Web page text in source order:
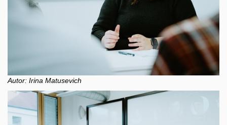
Autor: Irina Matusevich